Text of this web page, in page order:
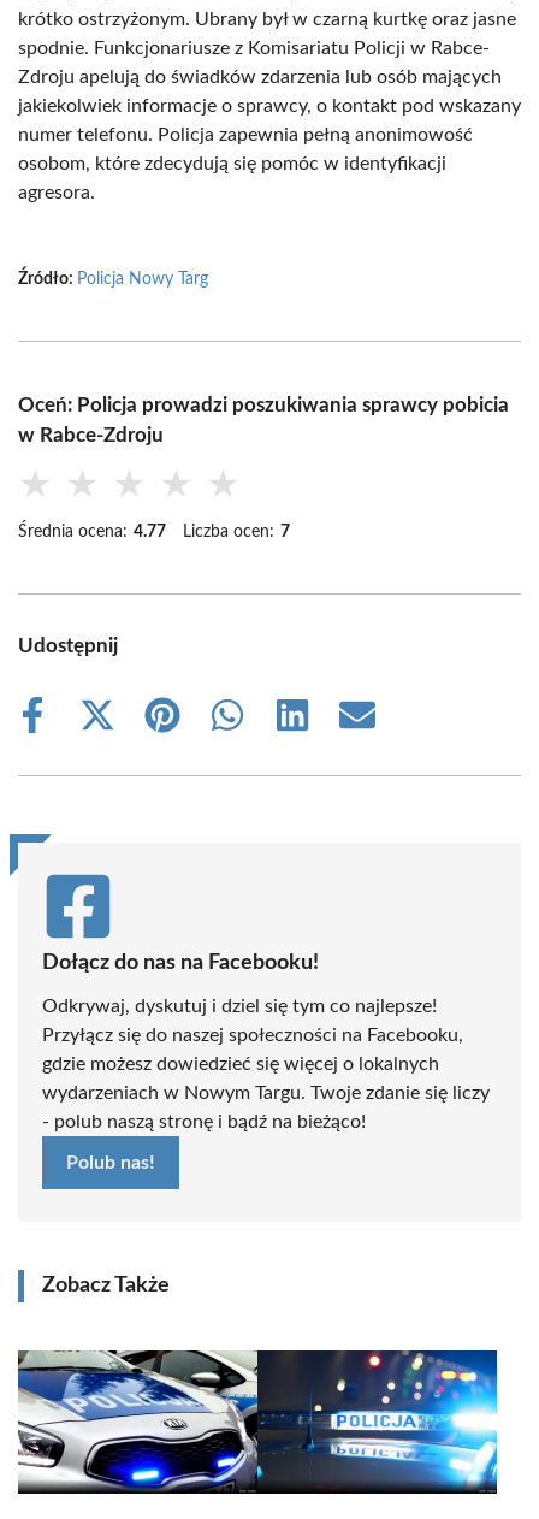
krótko ostrzyżonym. Ubrany był w czarną kurtkę oraz jasne
spodnie. Funkcjonariusze z Komisariatu Policji w Rabce-
Zdroju apelują do świadków zdarzenia lub osób mających
jakiekolwiek informacje o sprawcy, o kontakt pod wskazany
numer telefonu. Policja zapewnia pełną anonimowość
osobom, które zdecydują się pomóc w identyfikacji
agresora.
Źródło: Policja Nowy Targ
Oceń: Policja prowadzi poszukiwania sprawcy pobicia
w Rabce-Zdroju
★ ★ ★ ★ ★
Średnia ocena: 4.77 Liczba ocen: 7
Udostępnij
Share
Share
(Twitter)
Share
Share
Share
Share
Dołącz do nas na Facebooku!
Odkrywaj, dyskutuj i dziel się tym co najlepsze!
Przyłącz się do naszej społeczności na Facebooku,
gdzie możesz dowiedzieć się więcej o lokalnych
wydarzeniach w Nowym Targu. Twoje zdanie się liczy
- polub naszą stronę i bądź na bieżąco!
Polub nas!
Zobacz Także